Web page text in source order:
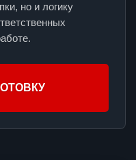
но и логику